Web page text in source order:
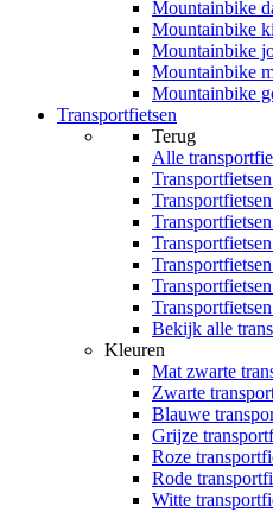
Mountainbike
Mountainbike
Mountainbike
Mountainbike
Mountainbike
Transportfietsen
Terug
Alle
Bekijk alle
Kleuren
Mat zwarte
Zwarte
Blauwe
Grijze
Roze
Rode
Witte